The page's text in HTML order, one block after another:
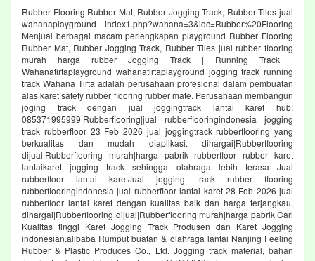
Rubber Flooring Rubber Mat, Rubber Jogging Track, Rubber Tiles jual
wahanaplayground index1.php?wahana=3&idc=Rubber%20Flooring
Menjual berbagai macam perlengkapan playground Rubber Flooring
Rubber Mat, Rubber Jogging Track, Rubber Tiles jual rubber flooring
murah harga rubber Jogging Track | Running Track |
Wahanatirtaplayground wahanatirtaplayground jogging track running
track Wahana Tirta adalah perusahaan profesional dalam pembuatan
alas karet safety rubber flooring rubber mate. Perusahaan membangun
joging track dengan jual joggingtrack lantai karet hub:
085371995999|Rubberflooring|jual rubberflooringindonesia jogging
track rubberfloor 23 Feb 2026 jual joggingtrack rubberflooring yang
berkualitas dan mudah diaplikasi. dihargai|Rubberflooring
dijual|Rubberflooring murah|harga pabrik rubberfloor rubber karet
lantaikaret jogging track sehingga olahraga lebih terasa Jual
rubberfloor lantai karetJual jogging track rubber flooring
rubberflooringindonesia jual rubberfloor lantai karet 28 Feb 2026 jual
rubberfloor lantai karet dengan kualitas baik dan harga terjangkau,
dihargai|Rubberflooring dijual|Rubberflooring murah|harga pabrik Cari
Kualitas tinggi Karet Jogging Track Produsen dan Karet Jogging
indonesian.alibaba Rumput buatan & olahraga lantai Nanjing Feeling
Rubber & Plastic Produces Co., Ltd. Jogging track material, bahan